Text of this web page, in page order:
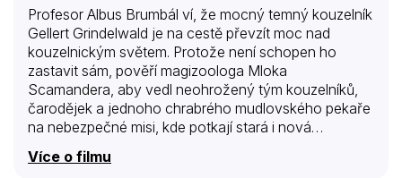
Profesor Albus Brumbál ví, že mocný temný kouzelník
Gellert Grindelwald je na cestě převzít moc nad
kouzelnickým světem. Protože není schopen ho
zastavit sám, pověří magizoologa Mloka
Scamandera, aby vedl neohrožený tým kouzelníků,
čarodějek a jednoho chrabrého mudlovského pekaře
na nebezpečné misi, kde potkají stará i nová
Grindelwaldových následovníků. Ale jak dlouho bude
Více o filmu